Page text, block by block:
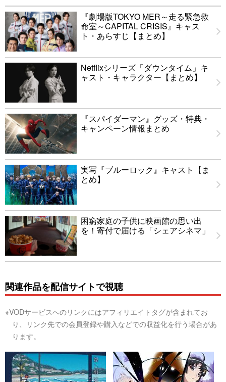
『劇場版TOKYO MER～走る緊急救
命室～CAPITAL CRISIS』キャス
ト・あらすじ【まとめ】
Netflixシリーズ「ダウンタイム」キ
ャスト・キャラクター【まとめ】
『スパイダーマン』グッズ・特典・
キャンペーン情報まとめ
実写『ブルーロック』キャスト【ま
とめ】
困窮家庭の子供に映画館の思い出
を！寄付で届ける「シェアシネマ」
関連作品を配信サイトで視聴
※VODサービスへのリンクにはアフィリエイトタグが含まれてお
り、リンク先での会員登録や購入などでの収益化を行う場合があ
ります。